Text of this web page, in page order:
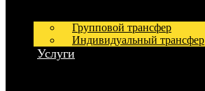
Групповой трансфер
Индивидуальный трансфер
Услуги